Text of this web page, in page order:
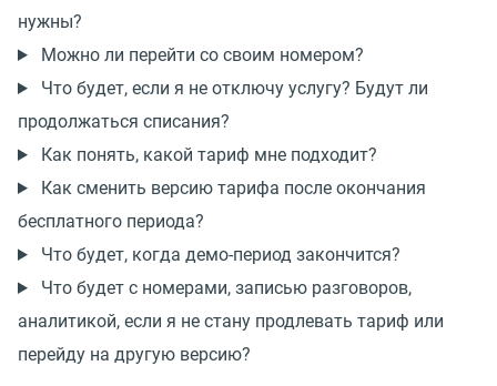
нужны?
Можно ли перейти со своим номером?
Что будет, если я не отключу услугу? Будут ли
продолжаться списания?
Как понять, какой тариф мне подходит?
Как сменить версию тарифа после окончания
бесплатного периода?
Что будет, когда демо-период закончится?
Что будет с номерами, записью разговоров,
аналитикой, если я не стану продлевать тариф или
перейду на другую версию?